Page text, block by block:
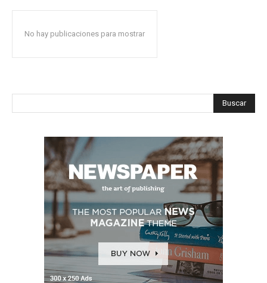
No hay publicaciones para mostrar
Buscar